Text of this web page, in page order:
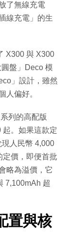
了無線充電
線充電」的生
X300 與 X300
盤」Deco 模
」設計，雖然
人偏好。
列的高配版
起。如果這款定
人民幣 4,000
定價，即便首批
略為溢價，它
7,100mAh 超
置與核